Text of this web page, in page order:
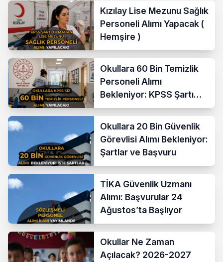
Kızılay Lise Mezunu Sağlık
Personeli Alımı Yapacak (
Hemşire )
Okullara 60 Bin Temizlik
Personeli Alımı
Bekleniyor: KPSS Şartı
Yok
Okullara 20 Bin Güvenlik
Görevlisi Alımı Bekleniyor:
Şartlar ve Başvuru
TİKA Güvenlik Uzmanı
Alımı: Başvurular 24
Ağustos’ta Başlıyor
Okullar Ne Zaman
Açılacak? 2026-2027